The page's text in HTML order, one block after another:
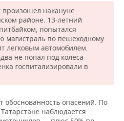
накануне
районе. 13-летний
попытался
магистраль по пешеходному
легковым автомобилем.
не попал под колеса
госпитализировали в
обоснованность опасений. По
наблюдается